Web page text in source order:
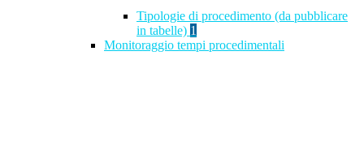
Tipologie di procedimento (da pubblicare
in tabelle) 1
Monitoraggio tempi procedimentali